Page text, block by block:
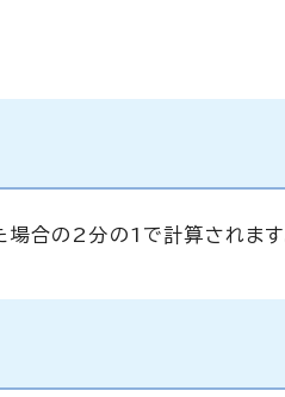
合の2分の1で計算されます